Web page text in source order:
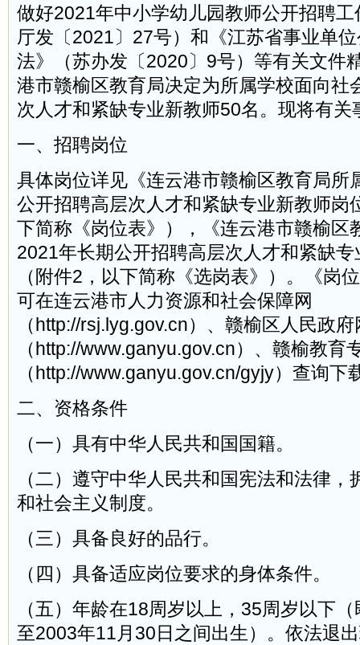
做好2021年中小学幼儿园教师公开招聘
厅发〔2021〕27号）和《江苏省事业单
法》（苏办发〔2020〕9号）等有关文件
港市赣榆区教育局决定为所属学校面向社
次人才和紧缺专业新教师50名。现将有关
一、招聘岗位
具体岗位详见《连云港市赣榆区教育局所
公开招聘高层次人才和紧缺专业新教师岗
下简称《岗位表》），《连云港市赣榆区
2021年长期公开招聘高层次人才和紧缺
（附件2，以下简称《选岗表》）。《岗
可在连云港市人力资源和社会保障网
（http://rsj.lyg.gov.cn）、赣榆区人民政府
（http://www.ganyu.gov.cn）、赣榆教育
（http://www.ganyu.gov.cn/gyjy）查询下
二、资格条件
（一）具有中华人民共和国国籍。
（二）遵守中华人民共和国宪法和法律
和社会主义制度。
（三）具备良好的品行。
（四）具备适应岗位要求的身体条件。
（五）年龄在18周岁以上，35周岁以下
至2003年11月30日之间出生）。依法退